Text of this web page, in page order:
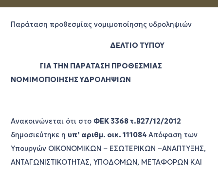
Παράταση προθεσμίας νομιμοποίησης υδροληψιών
ΔΕΛΤΙΟ ΤΥΠΟΥ
ΓΙΑ ΤΗΝ ΠΑΡΑΤΑΣΗ ΠΡΟΘΕΣΜΙΑΣ
ΝΟΜΙΜΟΠΟΙΗΣΗΣ ΥΔΡΟΛΗΨΙΩΝ
Ανακοινώνεται ότι στο ΦΕΚ 3368 τ.Β΄27/12/2012
δημοσιεύτηκε η υπ’ αριθμ. οικ. 111084 Απόφαση των
Υπουργών ΟΙΚΟΝΟΜΙΚΩΝ − ΕΣΩΤΕΡΙΚΩΝ −ΑΝΑΠΤΥΞΗΣ,
ΑΝΤΑΓΩΝΙΣΤΙΚΟΤΗΤΑΣ, ΥΠΟΔΟΜΩΝ, ΜΕΤΑΦΟΡΩΝ ΚΑΙ